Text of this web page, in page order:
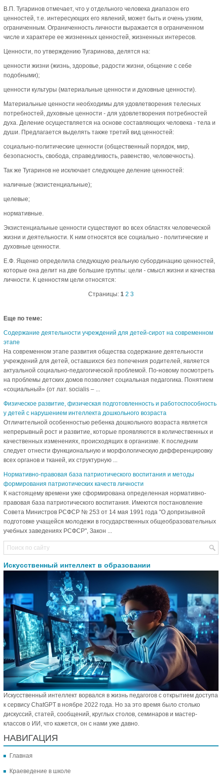
В.П. Тугаринов отмечает, что у отдельного человека диапазон его
ценностей, т.е. интересующих его явлений, может быть и очень узким,
ограниченным. Ограниченность личности выражается в ограниченном
числе и характере ее жизненных ценностей, жизненных интересов.
Ценности, по утверждению Тугаринова, делятся на:
ценности жизни (жизнь, здоровье, радости жизни, общение с себе
подобными);
ценности культуры (материальные ценности и духовные ценности).
Материальные ценности необходимы для удовлетворения телесных
потребностей, духовные ценности - для удовлетворения потребностей
духа. Деление осуществляется на основе составляющих человека - тела и
души. Предлагается выделять также третий вид ценностей:
социально-политические ценности (общественный порядок, мир,
безопасность, свобода, справедливость, равенство, человечность).
Так же Тугаринов не исключает следующее деление ценностей:
наличные (экзистенциальные);
целевые;
нормативные.
Экзистенциальные ценности существуют во всех областях человеческой
жизни и деятельности. К ним относятся все социально - политические и
духовные ценности.
Е.Ф. Ященко определила следующую реальную субординацию ценностей,
которые она делит на две большие группы: цели - смысл жизни и качества
личности. К ценностям цели относятся:
Страницы: 1 2 3
Еще по теме:
Содержание деятельности учреждений для детей-сирот на современном
этапе
На современном этапе развития общества содержание деятельности
учреждений для детей, оставшихся без попечения родителей, является
актуальной социально-педагогической проблемой. По-новому посмотреть
на проблемы детских домов позволяет социальная педагогика. Понятием
«социальный» (от лат. socialis – ...
Физическое развитие, физическая подготовленность и работоспособность
у детей с нарушением интеллекта дошкольного возраста
Отличительной особенностью ребенка дошкольного возраста является
непрерывный рост и развитие, которые проявляются в количественных и
качественных изменениях, происходящих в организме. К последним
следует отнести функциональную и морфологическую дифференцировку
всех органов и тканей, их структурную ...
Нормативно-правовая база патриотического воспитания и методы
формирования патриотических качеств личности
К настоящему времени уже сформирована определенная нормативно-
правовая база патриотического воспитания. Имеются постановление
Совета Министров РСФСР № 253 от 14 мая 1991 года "О допризывной
подготовке учащейся молодежи в государственных общеобразовательных
учебных заведениях РСФСР", Закон ...
Искусственный интеллект в образовании
Искусственный интеллект ворвался в жизнь педагогов с открытием доступа
к сервису ChatGPT в ноябре 2022 года. Но за это время было столько
дискуссий, статей, сообщений, круглых столов, семинаров и мастер-
классов о ИИ, что кажется, он с нами уже давно.
НАВИГАЦИЯ
Главная
Краеведение в школе